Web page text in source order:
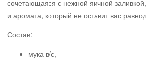
сочетающаяся с нежной яичной заливкой,
и аромата, который не оставит вас
Состав:
мука в/с,